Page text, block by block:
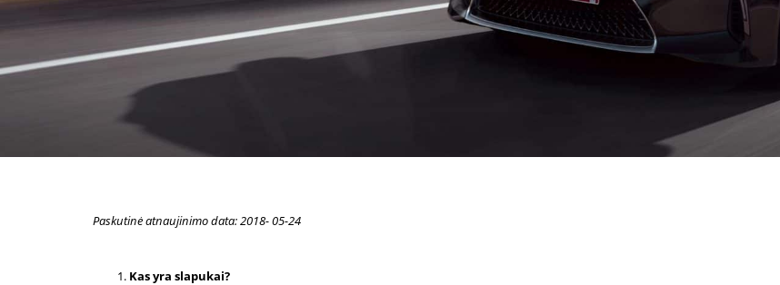
Paskutinė atnaujinimo data: 2018- 05-24
Kas yra slapukai?